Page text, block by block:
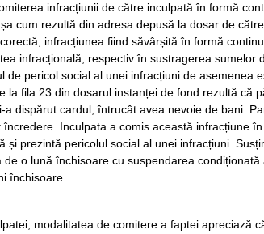
infracțiunii de către inculpată în formă
cum rezultă din adresa depusă la dosar de către
infracțiunea fiind săvârșită în formă
infracțională, respectiv în sustragerea sumelor
pericol social al unei infracțiuni de asemenea
la fila 23 din dosarul instanței de fond rezultă că
dispărut cardul, întrucât avea nevoie de bani.
Inculpata a comis această infracțiune
prezintă pericolul social al unei infracțiuni.
o lună închisoare cu suspendarea
închisoare.
modalitatea de comitere a faptei apreciază